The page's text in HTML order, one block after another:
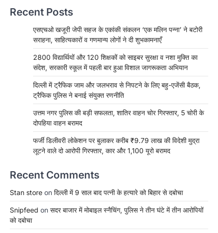
Recent Posts
एसएचओ खजूरी जेपी सहज के एकांकी संकलन ‘एक मलिन पन्ना’ ने बटोरी
सराहना, साहित्यकारों व गणमान्य लोगों ने दी शुभकामनाएँ
2800 विद्यार्थियों और 120 शिक्षकों को साइबर सुरक्षा व नशा मुक्ति का
संदेश, सरकारी स्कूल में पहली बार हुआ विशाल जागरूकता अभियान
दिल्ली में ट्रैफिक जाम और जलभराव से निपटने के लिए बहु-एजेंसी बैठक,
ट्रैफिक पुलिस ने बनाई संयुक्त रणनीति
उत्तम नगर पुलिस की बड़ी सफलता, शातिर वाहन चोर गिरफ्तार, 5 चोरी के
दोपहिया वाहन बरामद
फर्जी डिलीवरी लोकेशन पर बुलाकर करीब ₹9.79 लाख की विदेशी मुद्रा
लूटने वाले दो आरोपी गिरफ्तार, कार और 1,100 यूरो बरामद
Recent Comments
Stan store on दिल्ली में 9 साल बाद पत्नी के हत्यारे को बिहार से दबोचा
Snipfeed on सदर बाजार में मोबाइल स्नैचिंग, पुलिस ने तीन घंटे में तीन आरोपियों
को दबोचा